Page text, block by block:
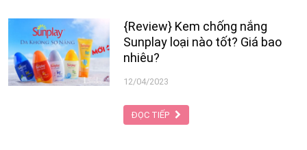
{Review} Kem chống nắng
Sunplay loại nào tốt? Giá bao
nhiêu?
12/04/2023
ĐỌC TIẾP